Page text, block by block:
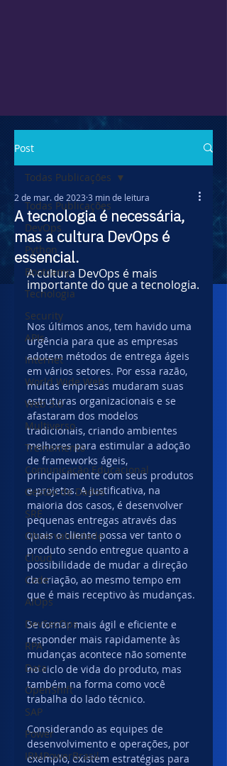
Post
Todas Publicações
DevOps
Python
Bootcamp
Tecnologia
Security
APIs
Internet
World Wide Web
Web 3.0
Multiverso
Treinamento
Comunicação Educacional
Gestão de Dados
SRE
Observabilidade
Cloud
Code
AIOps
DevSecOps
RPA
Data
OpenShift
SAP
Power
IBMPowerBrasil
Todas Publicações
A tecnologia é necessária,
mas a cultura DevOps é
essencial.
2 de mar. de 2023 3 min de leitura
A cultura DevOps é mais
importante do que a tecnologia.
Nos últimos anos, tem havido uma
urgência para que as empresas
adotem métodos de entrega ágeis
em vários setores. Por essa razão,
muitas empresas mudaram suas
estruturas organizacionais e se
afastaram dos modelos
tradicionais, criando ambientes
melhores para estimular a adoção
de frameworks ágeis,
principalmente com seus produtos
e projetos. A justificativa, na
maioria dos casos, é desenvolver
pequenas entregas através das
quais o cliente possa ver tanto o
produto sendo entregue quanto a
possibilidade de mudar a direção
da criação, ao mesmo tempo em
que é mais receptivo às mudanças.
Se tornar mais ágil e eficiente e
responder mais rapidamente às
mudanças acontece não somente
no ciclo de vida do produto, mas
também na forma como você
trabalha do lado técnico.
Considerando as equipes de
desenvolvimento e operações, por
exemplo, existem estratégias para